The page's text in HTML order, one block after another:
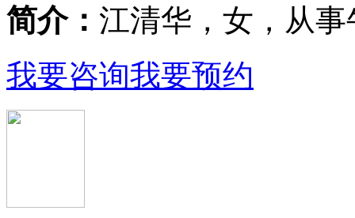
简介： 江清华，女，从事
我要咨询我要预约